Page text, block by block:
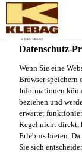
Sika
OFFE
Datenschutz-
Wenn Sie eine
Browser speichern
Informationen
beziehen und
erwartet
Regel nicht direkt,
Erlebnis bieten.
Sie sich